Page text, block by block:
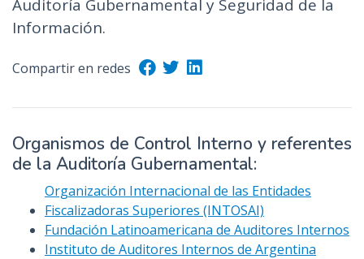
Auditoría Gubernamental y Seguridad de la
Información.
Compartir en redes
Organismos de Control Interno y referentes
de la Auditoría Gubernamental:
Organización Internacional de las Entidades
Fiscalizadoras Superiores (INTOSAI)
Fundación Latinoamericana de Auditores Internos
Instituto de Auditores Internos de Argentina